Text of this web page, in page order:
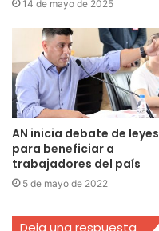
14 de mayo de 2025
AN inicia debate de leyes
para beneficiar a
trabajadores del país
5 de mayo de 2022
Deja una respuesta